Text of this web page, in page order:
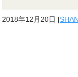
2018年12月20日 [